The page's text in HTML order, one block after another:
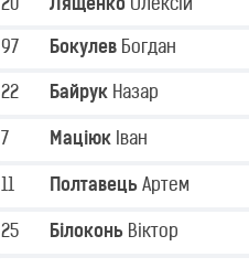
20 Лященко Олексій
97 Бокулев Богдан
22 Байрук Назар
7 Маціюк Іван
11 Полтавець Артем
25 Білоконь Віктор